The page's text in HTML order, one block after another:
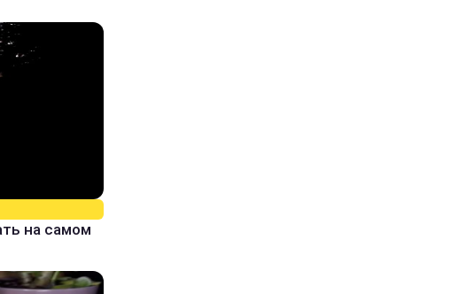
на самом